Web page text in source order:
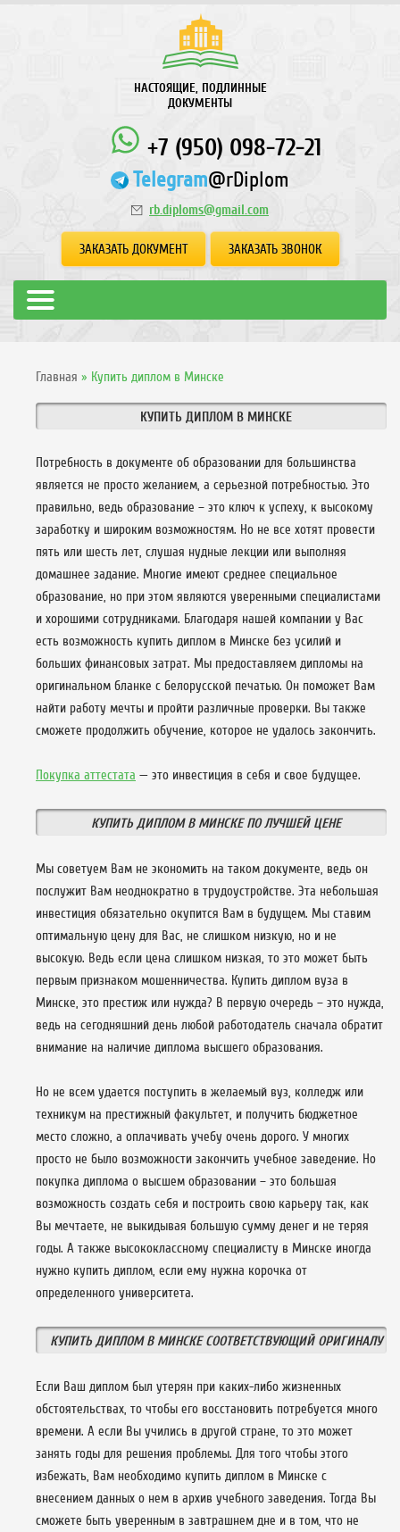
НАСТОЯЩИЕ, ПОДЛИННЫЕ
ДОКУМЕНТЫ
+7 (950) 098-72-21
Telegram@rDiplom
rb.diploms@gmail.com
ЗАКАЗАТЬ ДОКУМЕНТ ЗАКАЗАТЬ ЗВОНОК
Главная » Купить диплом в Минске
КУПИТЬ ДИПЛОМ В МИНСКЕ
Потребность в документе об образовании для большинства
является не просто желанием, а серьезной потребностью. Это
правильно, ведь образование – это ключ к успеху, к высокому
заработку и широким возможностям. Но не все хотят провести
пять или шесть лет, слушая нудные лекции или выполняя
домашнее задание. Многие имеют среднее специальное
образование, но при этом являются уверенными специалистами
и хорошими сотрудниками. Благодаря нашей компании у Вас
есть возможность купить диплом в Минске без усилий и
больших финансовых затрат. Мы предоставляем дипломы на
оригинальном бланке с белорусской печатью. Он поможет Вам
найти работу мечты и пройти различные проверки. Вы также
сможете продолжить обучение, которое не удалось закончить.
Покупка аттестата — это инвестиция в себя и свое будущее.
КУПИТЬ ДИПЛОМ В МИНСКЕ ПО ЛУЧШЕЙ ЦЕНЕ
Мы советуем Вам не экономить на таком документе, ведь он
послужит Вам неоднократно в трудоустройстве. Эта небольшая
инвестиция обязательно окупится Вам в будущем. Мы ставим
оптимальную цену для Вас, не слишком низкую, но и не
высокую. Ведь если цена слишком низкая, то это может быть
первым признаком мошенничества. Купить диплом вуза в
Минске, это престиж или нужда? В первую очередь – это нужда,
ведь на сегодняшний день любой работодатель сначала обратит
внимание на наличие диплома высшего образования.
Но не всем удается поступить в желаемый вуз, колледж или
техникум на престижный факультет, и получить бюджетное
место сложно, а оплачивать учебу очень дорого. У многих
просто не было возможности закончить учебное заведение. Но
покупка диплома о высшем образовании – это большая
возможность создать себя и построить свою карьеру так, как
Вы мечтаете, не выкидывая большую сумму денег и не теряя
годы. А также высококлассному специалисту в Минске иногда
нужно купить диплом, если ему нужна корочка от
определенного университета.
КУПИТЬ ДИПЛОМ В МИНСКЕ СООТВЕТСТВУЮЩИЙ ОРИГИНАЛУ
Если Ваш диплом был утерян при каких-либо жизненных
обстоятельствах, то чтобы его восстановить потребуется много
времени. А если Вы учились в другой стране, то это может
занять годы для решения проблемы. Для того чтобы этого
избежать, Вам необходимо купить диплом в Минске с
внесением данных о нем в архив учебного заведения. Тогда Вы
сможете быть уверенным в завтрашнем дне и в том, что не